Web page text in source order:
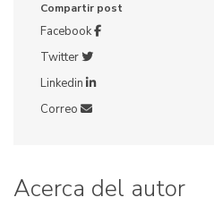
Compartir post
Facebook
Twitter
Linkedin
Correo
Acerca del autor